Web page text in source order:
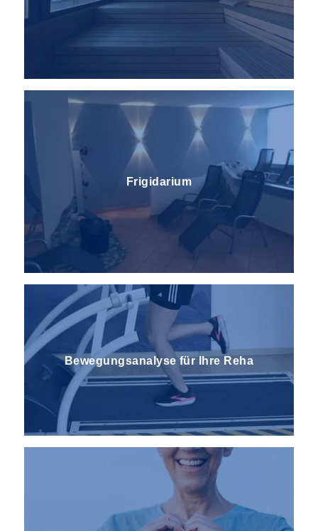
Frigidarium
Bewegungs­analyse für Ihre Reha